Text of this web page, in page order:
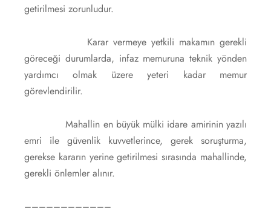
getirilmesi zorunludur.
Karar vermeye yetkili makamın gerekli
göreceği durumlarda, infaz memuruna teknik yönden
yardımcı olmak üzere yeteri kadar memur
görevlendirilir.
Mahallin en büyük mülki idare amirinin yazılı
emri ile güvenlik kuvvetlerince, gerek soruşturma,
gerekse kararın yerine getirilmesi sırasında mahallinde,
gerekli önlemler alınır.
––––––––––––